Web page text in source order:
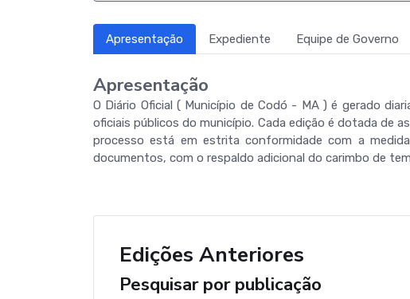
Apresentação Expediente Equipe de Governo
Apresentação
O Diário Oficial ( Município de Codó - MA ) é gerado
oficiais públicos do município. Cada edição é dotada de
processo está em estrita conformidade com a
documentos, com o respaldo adicional do carimbo de
Edições Anteriores
Pesquisar por publicação